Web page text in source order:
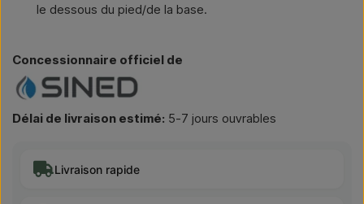
le dessous du pied/de la base.
Concessionnaire officiel de
Délai de livraison estimé: 5-7 jours ouvrables
Livraison rapide